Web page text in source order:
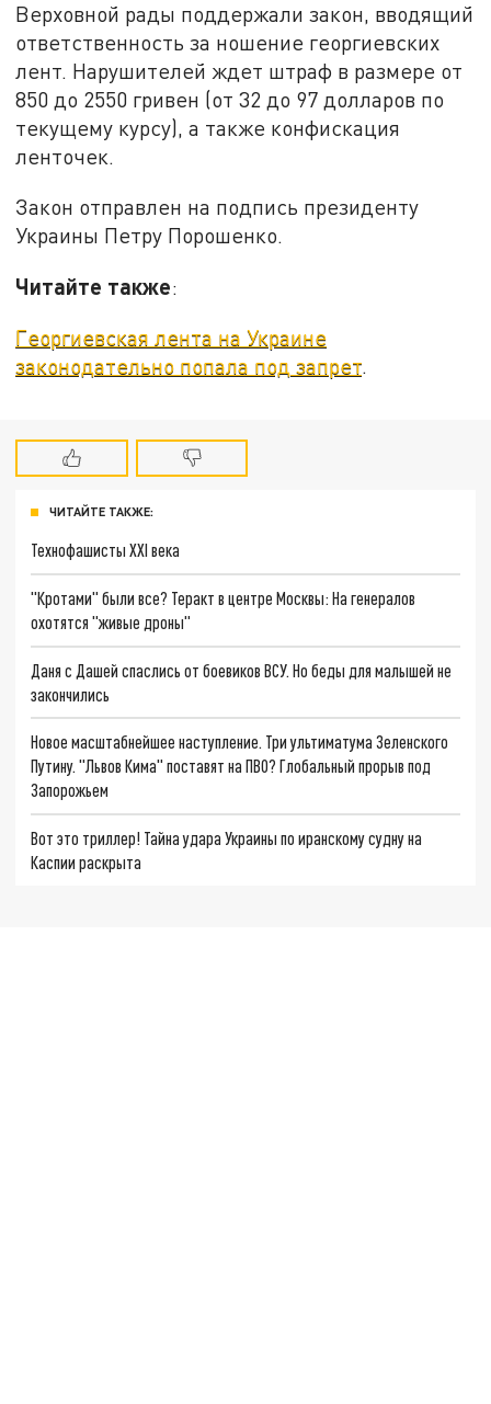
Верховной рады поддержали закон, вводящий
ответственность за ношение георгиевских
лент. Нарушителей ждет штраф в размере от
850 до 2550 гривен (от 32 до 97 долларов по
текущему курсу), а также конфискация
ленточек.
Закон отправлен на подпись президенту
Украины Петру Порошенко.
Читайте также:
Георгиевская лента на Украине
законодательно попала под запрет
ЧИТАЙТЕ ТАКЖЕ:
Технофашисты XXI века
"Кротами" были все? Теракт в центре Москвы: На генералов
охотятся "живые дроны"
Даня с Дашей спаслись от боевиков ВСУ. Но беды для малышей не
закончились
Новое масштабнейшее наступление. Три ультиматума Зеленского
Путину. "Львов Кима" поставят на ПВО? Глобальный прорыв под
Запорожьем
Вот это триллер! Тайна удара Украины по иранскому судну на
Каспии раскрыта